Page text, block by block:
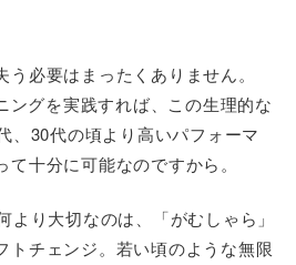
必要はまったくありません。
ングを実践すれば、この生理的な
、30代の頃より高いパフォーマ
十分に可能なのですから。
より大切なのは、「がむしゃら」
トチェンジ。若い頃のような無限